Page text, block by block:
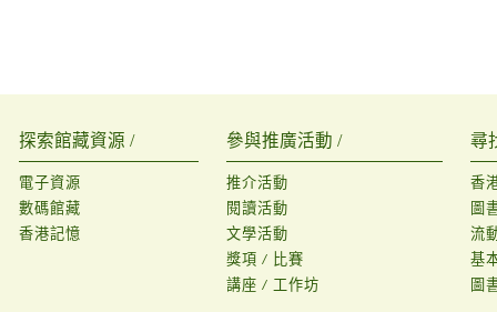
探索館藏資源 /
電子資源
數碼館藏
香港記憶
參與推廣活動 /
推介活動
閱讀活動
文學活動
獎項 / 比賽
講座 / 工作坊
尋
香
圖
流
基
圖